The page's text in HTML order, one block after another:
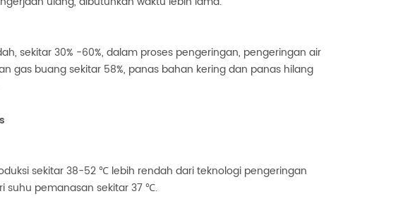
sekitar 30% -60%, dalam proses pengeringan, pengeringan air
gas buang sekitar 58%, panas bahan kering dan panas hilang
sekitar 38-52 ℃ lebih rendah dari teknologi pengeringan
suhu pemanasan sekitar 37 ℃.